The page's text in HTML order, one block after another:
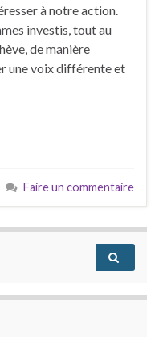
à notre action.
investis, tout au
de manière
une voix différente et
Faire un commentaire